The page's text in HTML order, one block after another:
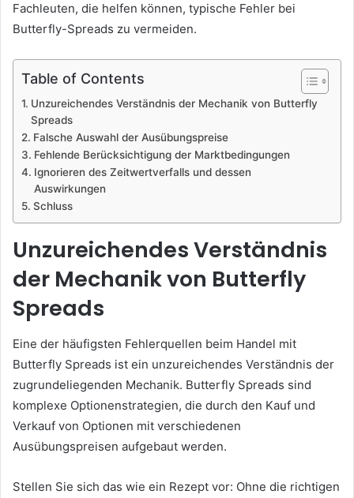
Fachleuten, die helfen können, typische Fehler bei
Butterfly-Spreads zu vermeiden.
Table of Contents
Unzureichendes Verständnis der Mechanik von Butterfly
Spreads
Falsche Auswahl der Ausübungspreise
Fehlende Berücksichtigung der Marktbedingungen
Ignorieren des Zeitwertverfalls und dessen
Auswirkungen
Schluss
Unzureichendes Verständnis
der Mechanik von Butterfly
Spreads
Eine der häufigsten Fehlerquellen beim Handel mit
Butterfly Spreads ist ein unzureichendes Verständnis der
zugrundeliegenden Mechanik. Butterfly Spreads sind
komplexe Optionenstrategien, die durch den Kauf und
Verkauf von Optionen mit verschiedenen
Ausübungspreisen aufgebaut werden.
Stellen Sie sich das wie ein Rezept vor: Ohne die richtigen